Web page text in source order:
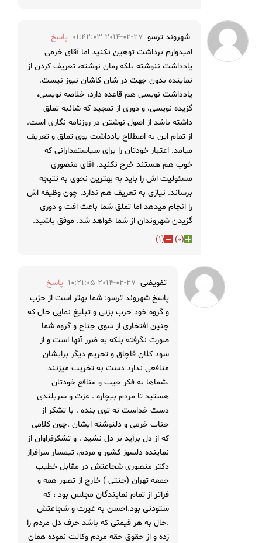
شهروند ترسو 2014-02-27 01:42:03
پاسخ
امیدوارم برداشت توهین نکنید اما آقای خرمی
یادداشت ننوشته بلکه رمان نوشته، تعریف کردن از
نماینده بدون جهت در شان کاشان نیوز نیست.
یادداشت نویسی هم قاعده دارد، خلاصه نویسی،
گزیده نویسی، و دوری از تمجید که شائبه تملق
داشته باشد از اصول نوشتن در روزنامه نگاری است.
از تمام این به اصطلاح یادداشت بوی تملق و تعریف
میامد. اعتبار خودتان را برای سیاستمدارانی که
خوب هم هستند خرج نکنید. آقای منصوری
مسئولیت اش را باید به بهترین نحوی به نتیجه
برساند. نیازی به تعریف هم ندارد. چون وظیفه اش
را انجام میدهد اما تملق شما باعث افت و دوری
گزیدن شهروندان از شما خواهد شد. موفق باشید.
(
0
)
(
1
)
تفویضی 2014-02-27 10:21:05
پاسخ
پاسخ شهروند ترسو: شما بهتر است از حزب
و گروه خود حرب بزنی و تبلیغ نمایی حال که
چنین افتخاری از سوی جناح و گروه شما
صورت نگرفته بلکه به ضرر آنها است و از
سود کلان قاچاق و تحریم دیگر برایشان
منافعی ندارد دست به تخریب میزنند
.شماها به فکر جیب و منافع خودتان
هستید تا مردم بیچاره . عزت و سربلندی
دست خداست نه توی بنده . با تشکر از
جناب خرمی و دلنوشته ایشان .چون کلامی
که از دل برآید بر دل نشید . و تشکرفراوان از
نماینده دلسوز کشور و مردم، تیمسار سرافراز
دکتر منصوری شجاعتش در مقابل خطیب
جمعه تهران (جنتی ) خارج از تصور همه و
فراتر از تمام نمایندگان مجلس بود ، که
ستودنی بود.احسن به غیرت و شجاعتش
.حال به هر قیمتی که باشد حرف دل مردم را
زده و از حقوق حقه مردم وکالت نموده همان